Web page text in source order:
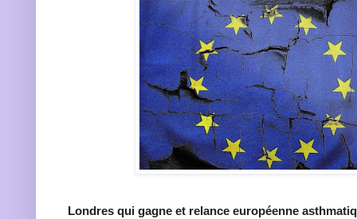
Londres qui gagne et relance européenne